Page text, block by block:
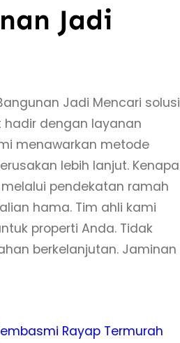
Jadi
Jadi Mencari solusi
hadir dengan layanan
menawarkan metode
lebih lanjut. Kenapa
pendekatan ramah
hama. Tim ahli kami
properti Anda. Tidak
berkelanjutan. Jaminan
Rayap Termurah